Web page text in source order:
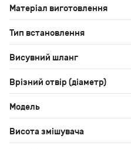
Матеріал виготовлення
Тип встановлення
Висувний шланг
Врізний отвір (діаметр)
Модель
Висота змішувача